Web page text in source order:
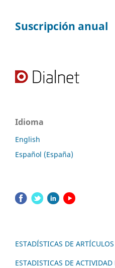
Suscripción anual
Idioma
English
Español (España)
ESTADÍSTICAS DE ARTÍCULOS
ESTADISTICAS DE